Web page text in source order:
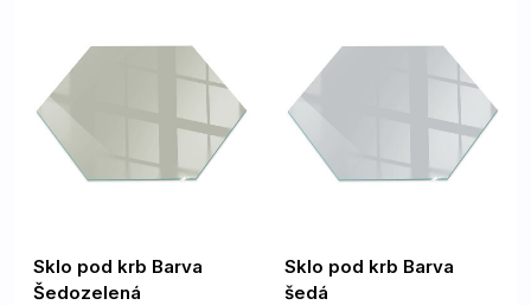
Sklo pod krb Barva
Šedozelená
Sklo pod krb Barva
šedá